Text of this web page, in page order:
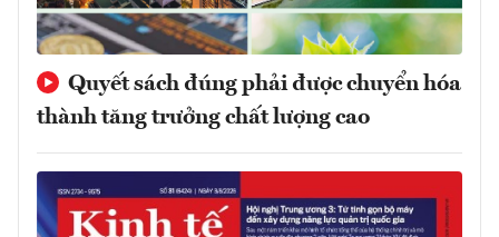
Quyết sách đúng phải được chuyển hóa
thành tăng trưởng chất lượng cao